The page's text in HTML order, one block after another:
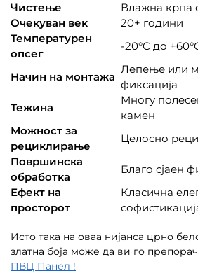
Чистење
Влажна крпа
Очекуван век
20+ години
Температурен
опсег
-20°C до
Начин на монтажа
Лепење или
фиксација
Тежина
Многу
камен
Можност за
рециклирање
Целосно
Површинска
обработка
Благо сјаен
Ефект на
просторот
Класична
Исто така на оваа нијанса црно
златна боја може да ви го
ПВЦ Панел !